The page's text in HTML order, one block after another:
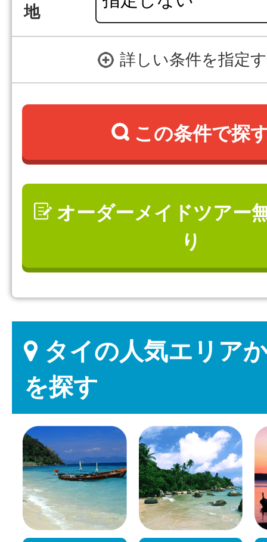
地
詳しい条件を指定
この条件で探
オーダーメイドツアー
り
タイの人気エリア
を探す